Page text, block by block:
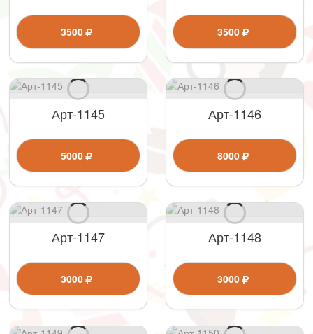
3500 3500
Арт-1145
5000
Арт-1146
8000
Арт-1147
3000
Арт-1148
3000